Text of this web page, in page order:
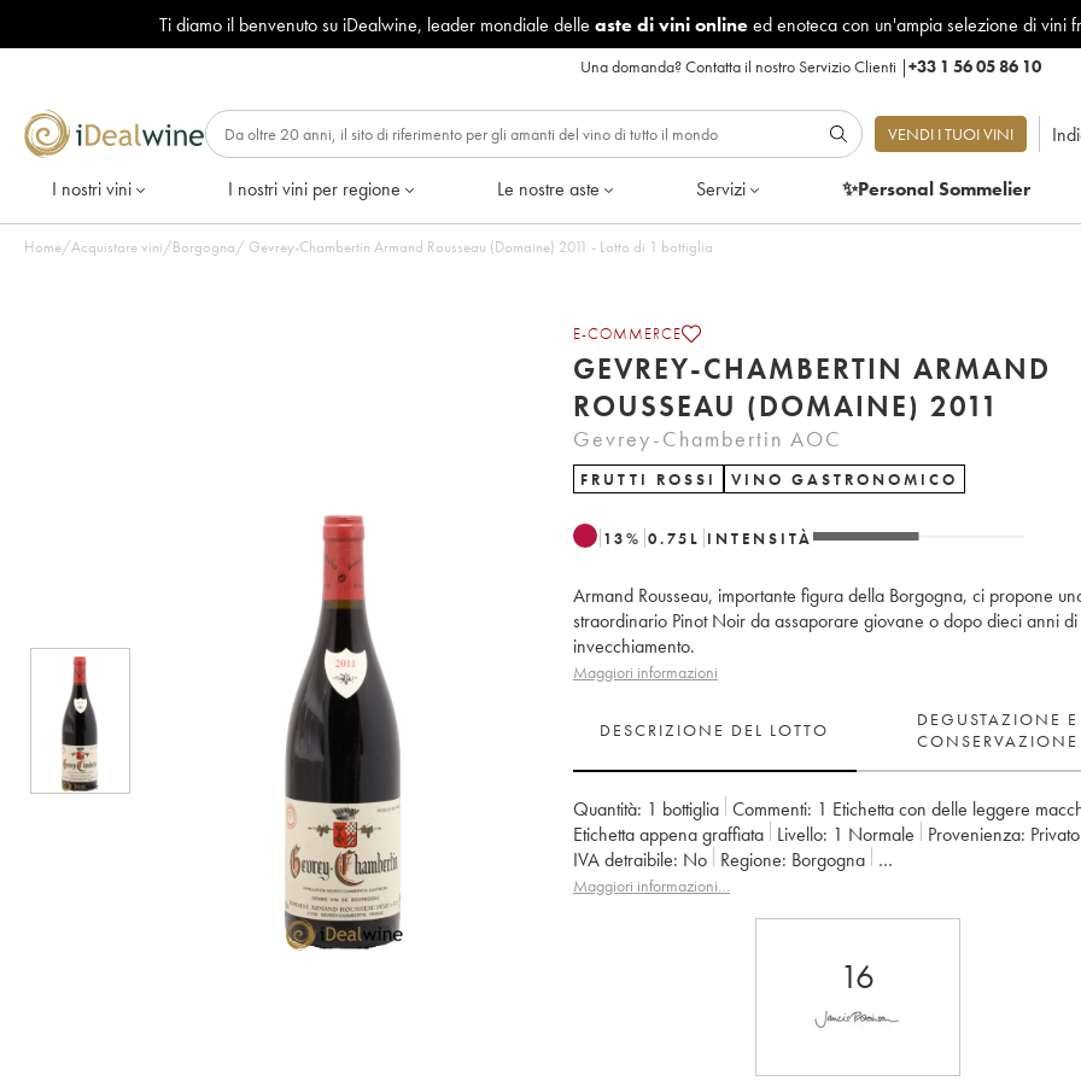
Ti diamo il benvenuto su iDealwine, leader mondiale delle aste di vini onlineed enoteca con un'ampia selezione di vini
Una domanda?Contatta il nostro Servizio Clienti |+33 1 56 05 86 10
VENDI I TUOI VINI
I nostri vini I nostri vini per regione Le nostre aste Servizi ✨Personal Sommelier
Home/Acquistare vini/Borgogna/ Gevrey-Chambertin Armand Rousseau (Domaine) 2011 - Lotto di 1 bottiglia
E-COMMERCE
GEVREY-CHAMBERTIN ARMAND
ROUSSEAU (DOMAINE) 2011
Gevrey-Chambertin AOC
FRUTTI ROSSI VINO GASTRONOMICO
13% 0.75 L INTENSITÀ
Armand Rousseau, importante figura della Borgogna, ci propone
straordinario Pinot Noir da assaporare giovane o dopo dieci anni di
invecchiamento.
Maggiori informazioni
DESCRIZIONE DEL LOTTO
DEGUSTAZIONE E
CONSERVAZIONE
Quantità: 1 bottiglia Commenti: 1 Etichetta con delle leggere
Etichetta appena graffiata Livello: 1 Normale Provenienza:
privato
IVA detraibile:
no Regione:
Borgogna
Denominazione:
Gevrey-Chambertin
Maggiori informazioni…
16